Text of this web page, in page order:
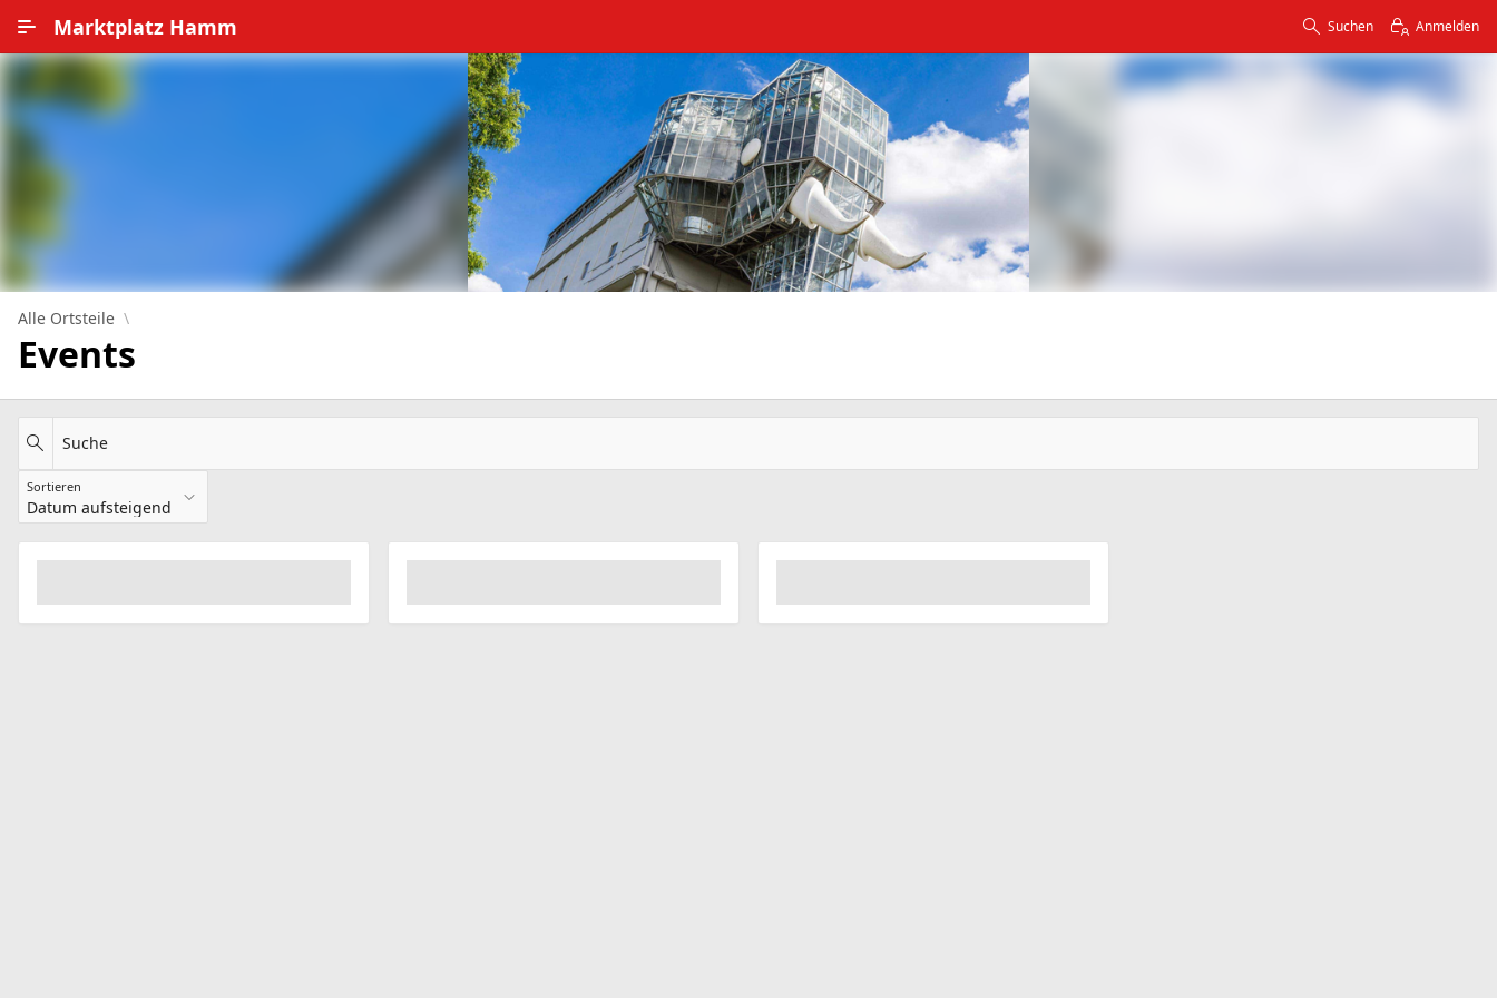
Marktplatz Hamm Suchen Anmelden
Alle Ortsteile
Datenschutz
Alle Ortsteile
Events
Suche
Sortieren